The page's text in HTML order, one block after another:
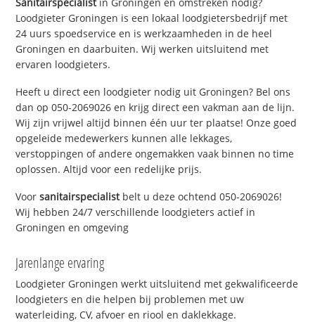
Sanitairspecialistin Groningen en omstreken nodig?
Loodgieter Groningen is een lokaal loodgietersbedrijf met
24 uurs spoedservice en is werkzaamheden in de heel
Groningen en daarbuiten. Wij werken uitsluitend met
ervaren loodgieters.
Heeft u direct een loodgieter nodig uit Groningen? Bel ons
dan op 050-2069026 en krijg direct een vakman aan de lijn.
Wij zijn vrijwel altijd binnen één uur ter plaatse! Onze goed
opgeleide medewerkers kunnen alle lekkages,
verstoppingen of andere ongemakken vaak binnen no time
oplossen. Altijd voor een redelijke prijs.
Voorsanitairspecialistbelt u deze ochtend 050-2069026!
Wij hebben 24/7 verschillende loodgieters actief in
Groningen en omgeving
Jarenlange ervaring
Loodgieter Groningen werkt uitsluitend met gekwalificeerde
loodgieters en die helpen bij problemen met uw
waterleiding, CV, afvoer en riool en daklekkage.